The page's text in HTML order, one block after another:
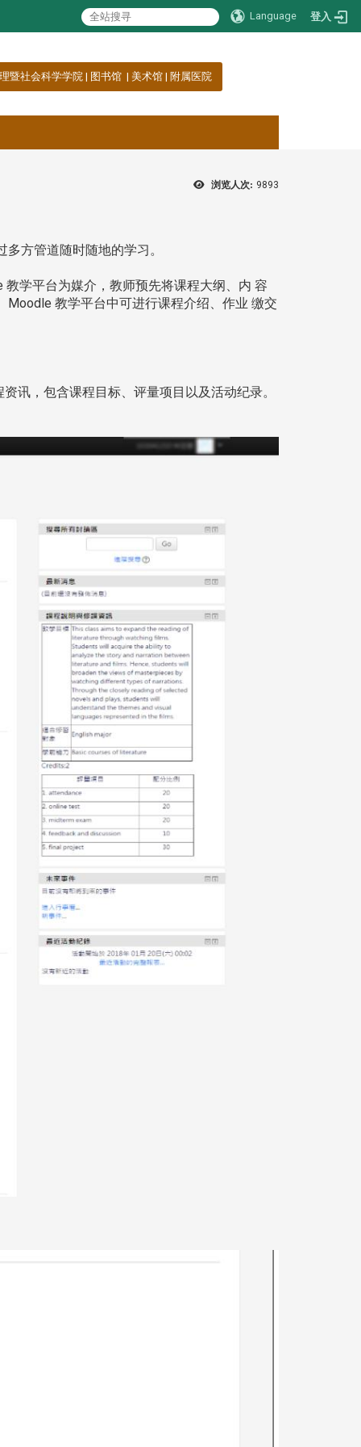
Language 登入
暨社会科学学院 | 图书馆 | 美术馆 | 附属医院
浏览人次: 9893
方管道随时随地的学习。
学平台为媒介，教师预先将课程大纲、内 容
教学平台中可进行课程介绍、作业 缴交
讯，包含课程目标、评量项目以及活动纪录。